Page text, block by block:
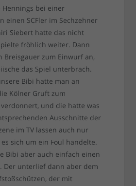
bei einer
einen SCFler im Sechzehner
Siebert hatte das nicht
fröhlich weiter. Dann
Breisgauer zum Einwurf an,
das Spiel unterbrach.
Bibi hatte man an
Kölner Gruft zum
und die hatte was
Ausschnitte der
im TV lassen auch nur
sich um ein Foul handelte.
Bibi aber auch einfach einen
Der unterlief dann aber dem
der mit